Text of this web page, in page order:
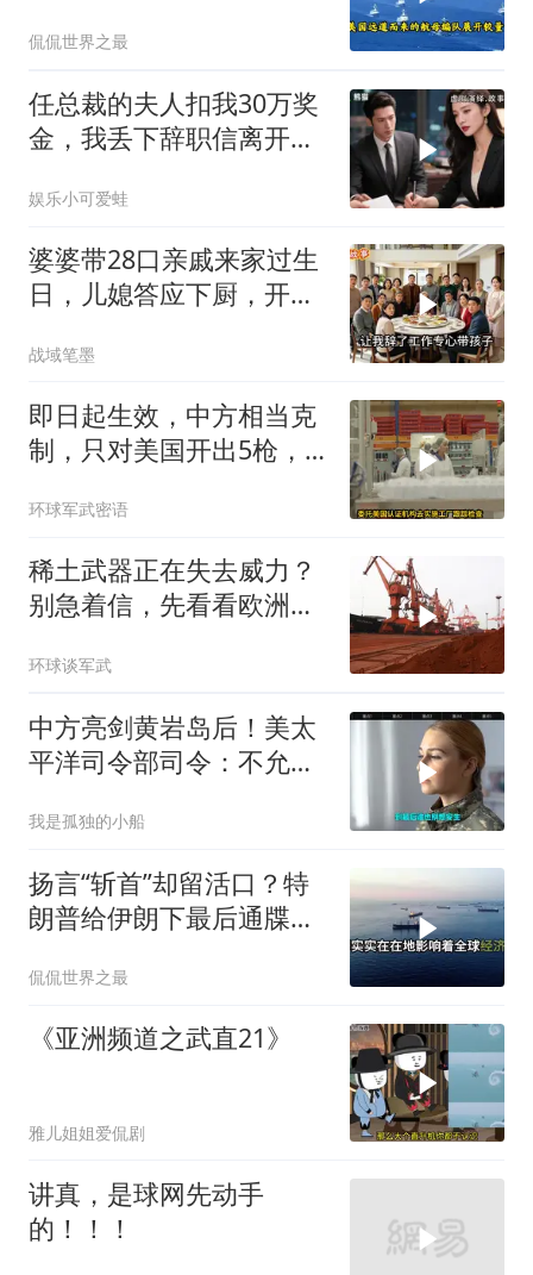
侃侃世界之最
任总裁的夫人扣我30万奖
金，我丢下辞职信离开，
你签约
娱乐小可爱蛙
婆婆带28口亲戚来家过生
日，儿媳答应下厨，开饭
战域笔墨
即日起生效，中方相当克
制，只对美国开出5枪，
环球军武密语
稀土武器正在失去威力？
别急着信，先看看欧洲军
环球谈军武
中方亮剑黄岩岛后！美太
平洋司令部司令：不允许
我是孤独的小船
扬言“斩首”却留活口？特
朗普给伊朗下最后通牒，
侃侃世界之最
《亚洲频道之武直21》
雅儿姐姐爱侃剧
讲真，是球网先动手
的！！！